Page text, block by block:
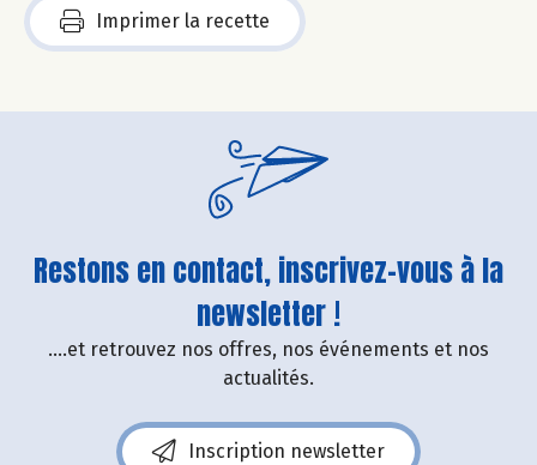
Imprimer la recette
Restons en contact, inscrivez-vous à la
newsletter !
....et retrouvez nos offres, nos événements et nos
actualités.
Inscription newsletter